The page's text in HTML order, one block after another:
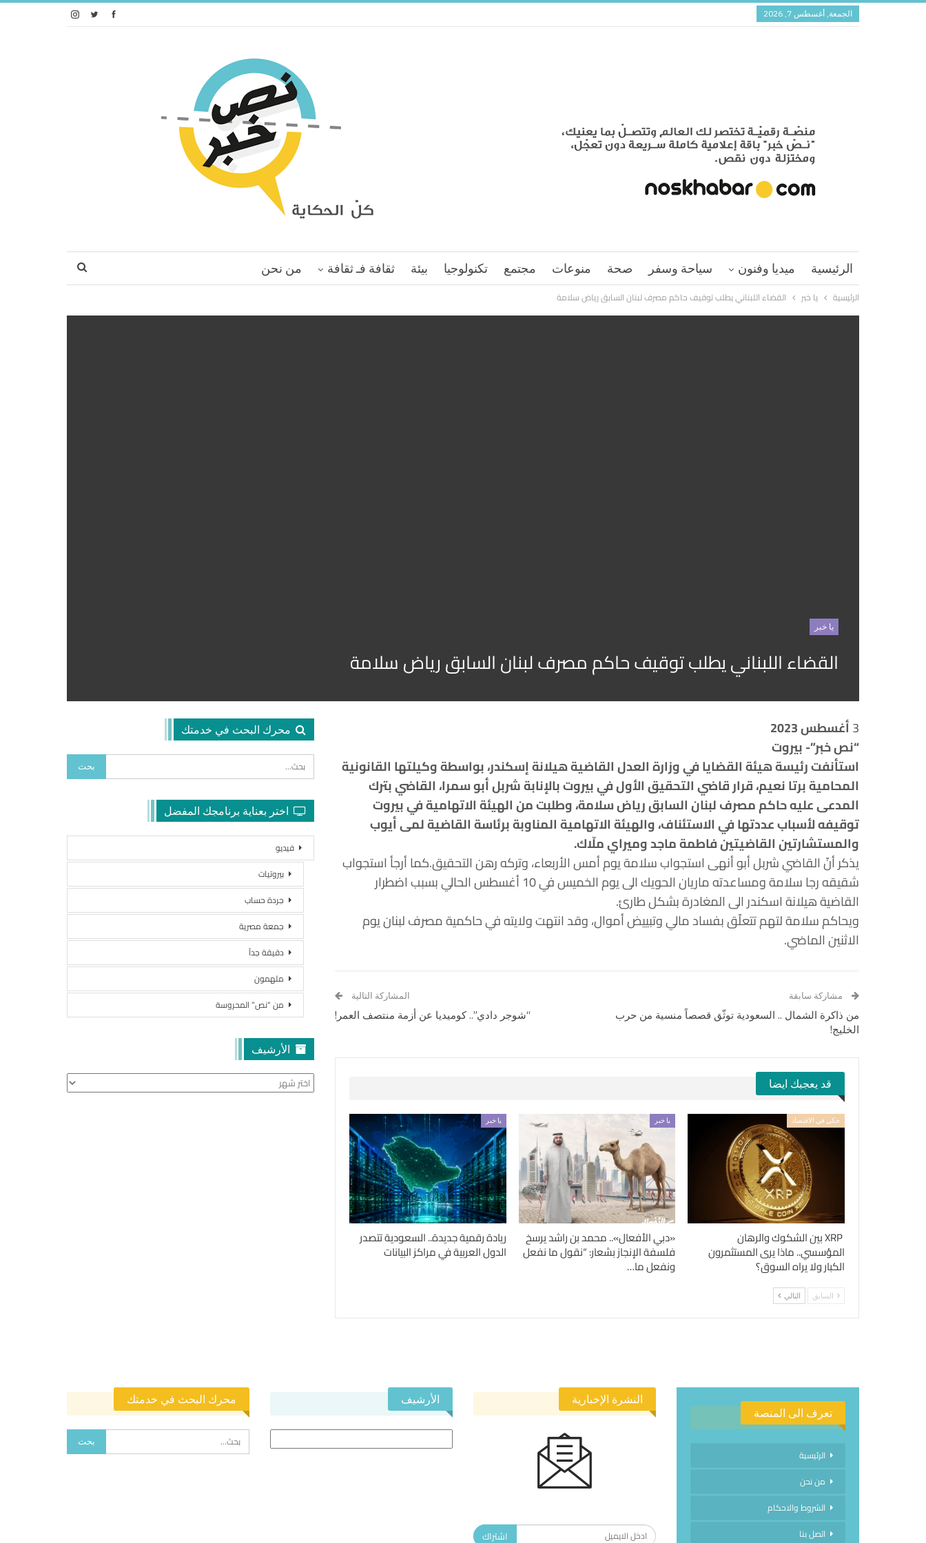
الجمعة, أغسطس 7, 2026
الرئيسية ميديا وفنون سياحة وسفر صحة منوعات مجتمع تكنولوجيا بيئة ثقافة فـ ثقافة
من نحن
الرئيسية
يا خبر القضاء اللبناني يطلب توقيف حاكم مصرف لبنان السابق رياض سلامة
يا خبر
القضاء اللبناني يطلب توقيف حاكم مصرف لبنان السابق رياض سلامة
3أغسطس 2023
“نص خبر”- بيروت
استأنفت رئيسة هيئة القضايا في وزارة العدل القاضية هيلانة إسكندر، بواسطة وكيلتها القانونية
المحامية برتا نعيم، قرار قاضي التحقيق الأول في بيروت بالإنابة شربل أبو سمرا، القاضي بترك
المدعى عليه حاكم مصرف لبنان السابق رياض سلامة، وطلبت من الهيئة الاتهامية في بيروت
توقيفه لأسباب عددتها في الاستئناف، والهيئة الاتهامية المناوبة برئاسة القاضية لمى أيوب
والمستشارتين القاضيتين فاطمة ماجد وميراي ملّاك.
يذكر أنّ القاضي شربل أبو أنهى استجواب سلامة يوم أمس الأربعاء، وتركه رهن التحقيق.كما أرجأ استجواب
شقيقه رجا سلامة ومساعدته ماريان الحويك الى يوم الخميس في 10 أغسطس الحالي بسبب اضطرار
القاضية هيلانة اسكندر الى المغادرة بشكل طارئ.
ويحاكم سلامة لتهم تتعلّق بفساد مالي وتبييض أموال، وقد انتهت ولايته في حاكمية مصرف لبنان يوم
الاثنين الماضي.
مشاركة سابقة
من ذاكرة الشمال .. السعودية توثّق قصصاً منسية من حرب
الخليج!
المشاركة التالية
“شوجر دادي”.. كوميديا عن أزمة منتصف العمر!
قد يعجبك ايضا
حكي في الاقتصاد
XRP بين الشكوك والرهان
المؤسسي.. ماذا يرى المستثمرون
الكبار ولا يراه السوق؟
يا خبر
«دبي الأفعال».. محمد بن راشد يرسخ
فلسفة الإنجاز بشعار: “نقول ما نفعل
ونفعل ما…
يا خبر
ريادة رقمية جديدة.. السعودية تتصدر
الدول العربية في مراكز البيانات
السابق التالي
محرك البحث في خدمتك
اختر بعناية برنامجك المفضل
فيديو
بيروتيات
جردة حساب
جمعة مصرية
دقيقة جداً
ملهمون
من “نص” المحروسة
الأرشيف
الأرشيف
تعرف الى المنصة
الرئيسية
من نحن
الشروط والاحكام
اتصل بنا
النشرة الإخبارية
اشتراك
الأرشيف محرك البحث في خدمتك